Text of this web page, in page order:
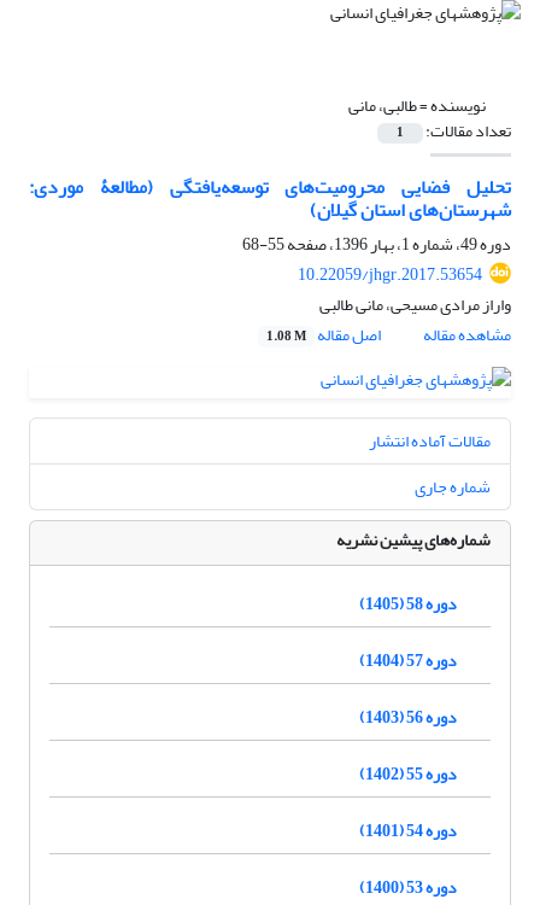
نویسنده =طالبی، مانی
تعداد مقالات: 1
تحلیل فضایی محرومیت‌های توسعه‌یافتگی (مطالعۀ موردی:
شهرستان‌های استان گیلان)
دوره 49، شماره 1، بهار 1396، صفحه
55-68
10.22059/jhgr.2017.53654
واراز مرادی مسیحی، مانی طالبی
مشاهده مقاله
اصل مقاله 1.08 M
مقالات آماده انتشار
شماره جاری
شماره‌های پیشین نشریه
دوره 58 (1405)
دوره 57 (1404)
دوره 56 (1403)
دوره 55 (1402)
دوره 54 (1401)
دوره 53 (1400)